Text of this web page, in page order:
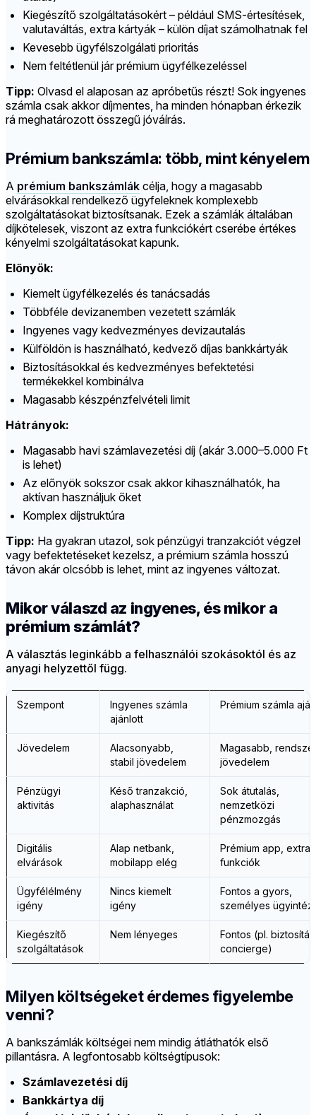
Kiegészítő szolgáltatásokért – például SMS-értesítések,
valutaváltás, extra kártyák – külön díjat számolhatnak fel
Kevesebb ügyfélszolgálati prioritás
Nem feltétlenül jár prémium ügyfélkezeléssel
Tipp: Olvasd el alaposan az apróbetűs részt! Sok ingyenes
számla csak akkor díjmentes, ha minden hónapban érkezik
rá meghatározott összegű jóváírás.
Prémium bankszámla: több, mint kényelem
A prémium bankszámlák célja, hogy a magasabb
elvárásokkal rendelkező ügyfeleknek komplexebb
szolgáltatásokat biztosítsanak. Ezek a számlák általában
díjkötelesek, viszont az extra funkciókért cserébe értékes
kényelmi szolgáltatásokat kapunk.
Előnyök:
Kiemelt ügyfélkezelés és tanácsadás
Többféle devizanemben vezetett számlák
Ingyenes vagy kedvezményes devizautalás
Külföldön is használható, kedvező díjas bankkártyák
Biztosításokkal és kedvezményes befektetési
termékekkel kombinálva
Magasabb készpénzfelvételi limit
Hátrányok:
Magasabb havi számlavezetési díj (akár 3.000–5.000 Ft
is lehet)
Az előnyök sokszor csak akkor kihasználhatók, ha
aktívan használjuk őket
Komplex díjstruktúra
Tipp: Ha gyakran utazol, sok pénzügyi tranzakciót végzel
vagy befektetéseket kezelsz, a prémium számla hosszú
távon akár olcsóbb is lehet, mint az ingyenes változat.
Mikor válaszd az ingyenes, és mikor a
prémium számlát?
A választás leginkább a felhasználói szokásoktól és az
anyagi helyzettől függ.
Szempont
Ingyenes számla
ajánlott
Prémium számla
Jövedelem
Alacsonyabb,
stabil jövedelem
Magasabb,
jövedelem
Pénzügyi
aktivitás
Késő tranzakció,
alaphasználat
Sok átutalás,
nemzetközi
pénzmozgás
Digitális
elvárások
Alap netbank,
mobilapp elég
Prémium app, extra
funkciók
Ügyfélélmény
igény
Nincs kiemelt
igény
Fontos a gyors,
személyes
Kiegészítő
szolgáltatások
Nem lényeges
Fontos (pl.
concierge)
Milyen költségeket érdemes figyelembe
venni?
A bankszámlák költségei nem mindig átláthatók első
pillantásra. A legfontosabb költségtípusok:
Számlavezetési díj
Bankkártya díj